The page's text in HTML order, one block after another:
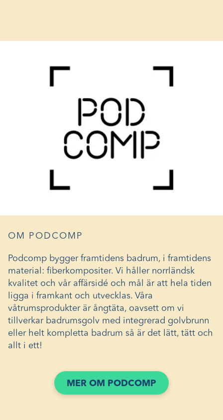
OM PODCOMP
Podcomp bygger framtidens badrum, i framtidens
material: fiberkompositer. Vi håller norrländsk
kvalitet och vår affärsidé och mål är att hela tiden
ligga i framkant och utvecklas. Våra
våtrumsprodukter är ångtäta, oavsett om vi
tillverkar badrumsgolv med integrerad golvbrunn
eller helt kompletta badrum så är det lätt, tätt och
allt i ett!
MER OM PODCOMP (ÖPPNAS
I